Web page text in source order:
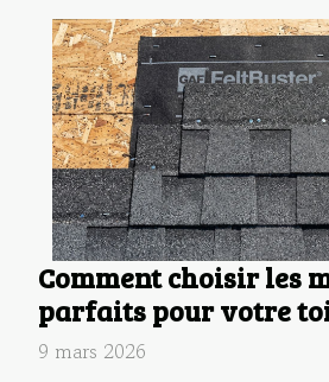
Comment choisir les
parfaits pour votre
9 mars 2026